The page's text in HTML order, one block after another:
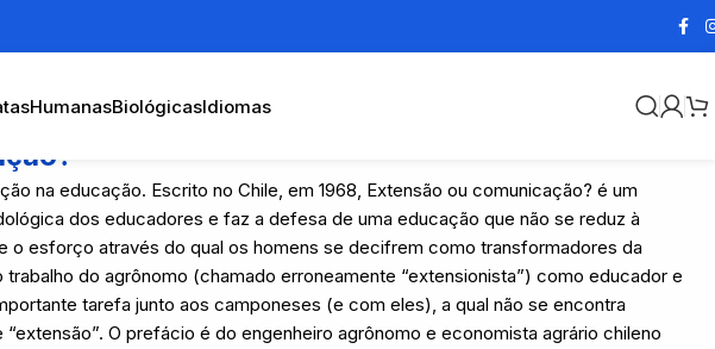
HumanasBiológicasIdiomas
na educação. Escrito no Chile, em 1968, Extensão ou comunicação? é um
dos educadores e faz a defesa de uma educação que não se reduz à
o esforço através do qual os homens se decifrem como transformadores da
do agrônomo (chamado erroneamente “extensionista”) como educador e
tarefa junto aos camponeses (e com eles), a qual não se encontra
O prefácio é do engenheiro agrônomo e economista agrário chileno